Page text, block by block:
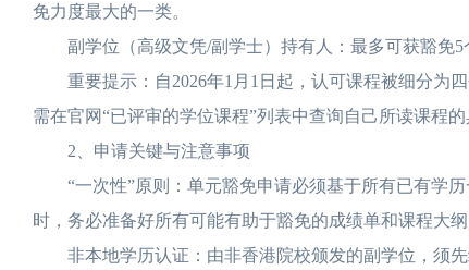
免力度最大的一类。
副学位（高级文凭/副学士）持有人：最多可获豁免5
重要提示：自2026年1月1日起，认可课程被细分为四
需在官网“已评审的学位课程”列表中查询自己所读课程的
2、申请关键与注意事项
“一次性”原则：单元豁免申请必须基于所有已有学历
时，务必准备好所有可能有助于豁免的成绩单和课程大纲
非本地学历认证：由非香港院校颁发的副学位，须先